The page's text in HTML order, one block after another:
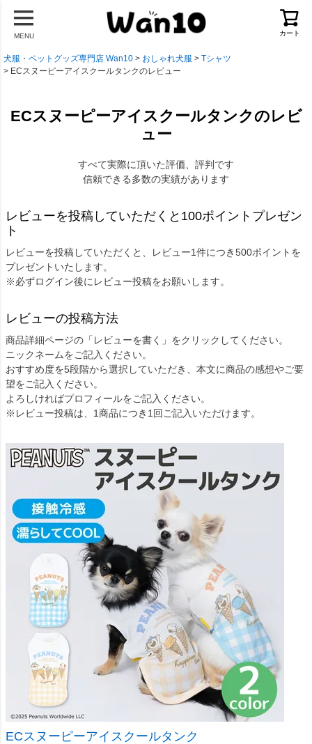
MENU カート
犬服・ペットグッズ専門店 Wan10 おしゃれ犬服
Tシャツ
ECスヌーピーアイスクールタンクのレビュー
ECスヌーピーアイスクールタンクのレビ
ュー
すべて実際に頂いた評価、評判です
信頼できる多数の実績があります
レビューを投稿していただくと100ポイントプレゼン
ト
レビューを投稿していただくと、レビュー1件につき500ポイントを
プレゼントいたします。
※必ずログイン後にレビュー投稿をお願いします。
レビューの投稿方法
商品詳細ページの「レビューを書く」をクリックしてください。
ニックネームをご記入ください。
おすすめ度を5段階から選択していただき、本文に商品の感想やご要
望をご記入ください。
よろしければプロフィールをご記入ください。
※レビュー投稿は、1商品につき1回ご記入いただけます。
ECスヌーピーアイスクールタンク